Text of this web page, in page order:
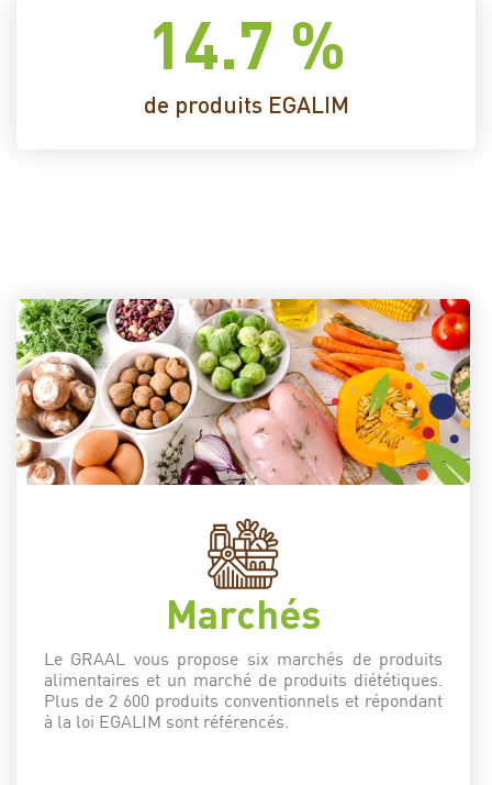
de produits EGALIM
14.7 %
Marchés
Le GRAAL vous propose six marchés de produits
alimentaires et un marché de produits diététiques.
Plus de 2 600 produits conventionnels et répondant
à la loi EGALIM sont référencés.